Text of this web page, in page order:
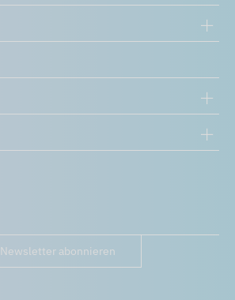
Newsletter abonnieren